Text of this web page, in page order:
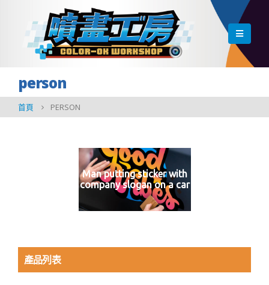
person
首頁 PERSON
Man putting sticker with
company slogan on a car
產品列表